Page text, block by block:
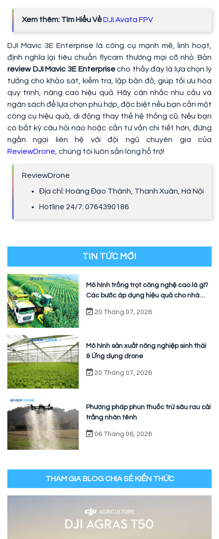
Xem thêm: Tìm Hiểu VềDJI Avata FPV
DJI Mavic 3E Enterprise là công cụ mạnh mẽ, linh hoạt,
định nghĩa lại tiêu chuẩn flycam thương mại cỡ nhỏ. Bản
review DJI Mavic 3E Enterprisecho thấy đây là lựa chọn lý
tưởng cho khảo sát, kiểm tra, lập bản đồ, giúp tối ưu hóa
quy trình, nâng cao hiệu quả. Hãy cân nhắc nhu cầu và
ngân sách để lựa chọn phù hợp, đặc biệt nếu bạn cần một
công cụ hiệu quả, di động thay thế hệ thống cũ. Nếu bạn
có bất kỳ câu hỏi nào hoặc cần tư vấn chi tiết hơn, đừng
ngần ngại liên hệ với đội ngũ chuyên gia của
ReviewDrone , chúng tôi luôn sẵn lòng hỗ trợ!
ReviewDrone
Địa chỉ: Hoàng Đạo Thành, Thanh Xuân, Hà Nội
Hotline 24/7: 0764390186
TIN TỨC MỚI
Mô hình trồng trọt công nghệ cao là gì?
Các bước áp dụng hiệu quả cho nhà
20 Tháng 07, 2026
Mô hình sản xuất nông nghiệp sinh thái
& Ứng dụng drone
20 Tháng 07, 2026
Phương pháp phun thuốc trừ sâu rau cải
trắng nhàn tênh
06 Tháng 06, 2026
THAM GIA BLOG CHIA SẺ KIẾN THỨC